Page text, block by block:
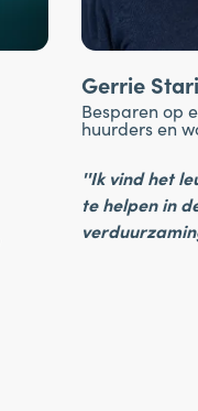
Gerrie
Besparen op
huurders en
''Ik vind het
te helpen in